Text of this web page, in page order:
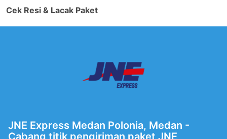
Cek Resi & Lacak Paket
JNE Express Medan Polonia, Medan -
Cabang titik pengiriman paket JNE